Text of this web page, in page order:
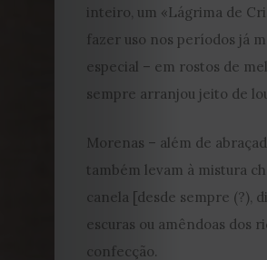
inteiro, um «Lágrima de
fazer uso nos períodos já
especial – em rostos de
sempre arranjou jeito de
Morenas – além de
também levam à mistura
canela [desde sempre (?),
escuras ou amêndoas dos
confecção.